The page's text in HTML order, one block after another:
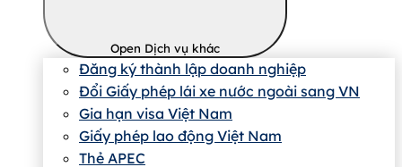
Open Dịch vụ khác
Đăng ký thành lập doanh nghiệp
Đổi Giấy phép lái xe nước ngoài sang VN
Gia hạn visa Việt Nam
Giấy phép lao động Việt Nam
Thẻ APEC